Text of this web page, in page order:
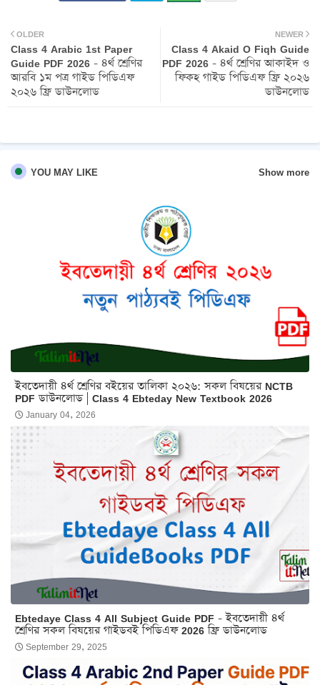
atsa
pp
NEWER
Class 4 Akaid O Fiqh Guide
PDF 2026 - ৪র্থ শ্রেণির আকাইদ ও
ফিকহ গাইড পিডিএফ ফ্রি ২০২৬
ডাউনলোড
OLDER
Class 4 Arabic 1st Paper
Guide PDF 2026 - ৪র্থ শ্রেণির
আরবি ১ম পত্র গাইড পিডিএফ
২০২৬ ফ্রি ডাউনলোড
YOU MAY LIKE Show more
ইবতেদায়ী ৪র্থ শ্রেণির বইয়ের তালিকা ২০২৬: সকল বিষয়ের NCTB
PDF ডাউনলোড | Class 4 Ebteday New Textbook 2026
January 04, 2026
Ebtedaye Class 4 All Subject Guide PDF - ইবতেদায়ী ৪র্থ
শ্রেণির সকল বিষয়ের গাইডবই পিডিএফ 2026 ফ্রি ডাউনলোড
September 29, 2025